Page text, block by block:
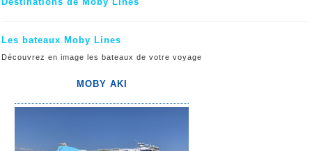
Les bateaux Moby Lines
Découvrez en image les bateaux de votre voyage
MOBY AKI